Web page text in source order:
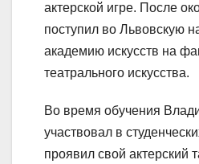
актерской игре. После
поступил во Львовскую
академию искусств на
театрального искусства.
Во время обучения
участвовал в
проявил свой актерский